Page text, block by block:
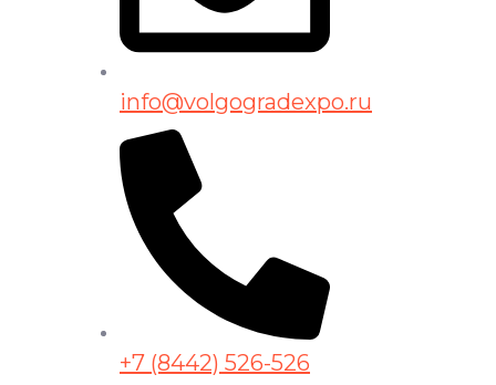
info@volgogradexpo.ru
+7 (8442) 526-526